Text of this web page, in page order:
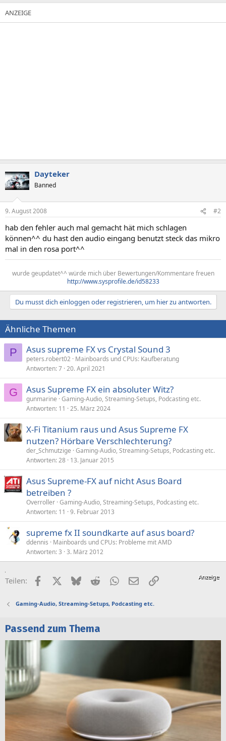
Dayteker
Banned
9. August 2008 #2
hab den fehler auch mal gemacht hät mich schlagen
können^^ du hast den audio eingang benutzt steck das mikro
mal in den rosa port^^
wurde geupdatet^^ würde mich über Bewertungen/Kommentare freuen
http://www.sysprofile.de/id58233
Du musst dich einloggen oder registrieren, um hier zu antworten.
Ähnliche Themen
P Asus supreme FX vs Crystal Sound 3
peters.robert02 Mainboards und CPUs: Kaufberatung
Antworten 7 20. April 2021
G Asus Supreme FX ein absoluter Witz?
gunmarine Gaming-Audio, Streaming-Setups, Podcasting etc.
Antworten 11 25. März 2024
X-Fi Titanium raus und Asus Supreme FX
nutzen? Hörbare Verschlechterung?
der_Schmutzige Gaming-Audio, Streaming-Setups, Podcasting etc.
Antworten 28 13. Januar 2015
Asus Supreme-FX auf nicht Asus Board
betreiben ?
Overroller Gaming-Audio, Streaming-Setups, Podcasting etc.
Antworten 11 9. Februar 2013
supreme fx II soundkarte auf asus board?
ddennis
Mainboards und CPUs: Probleme mit AMD
Antworten 3 3. März 2012
Teilen: FacebookX (Twitter)
BlueskyRedditWhatsApp
E-MailLink
Gaming-Audio, Streaming-Setups, Podcasting etc.
Passend zum Thema